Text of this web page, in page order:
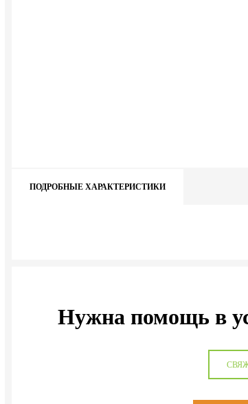
ПОДРОБНЫЕ ХАРАКТЕРИСТИКИ
Нужна помощь в